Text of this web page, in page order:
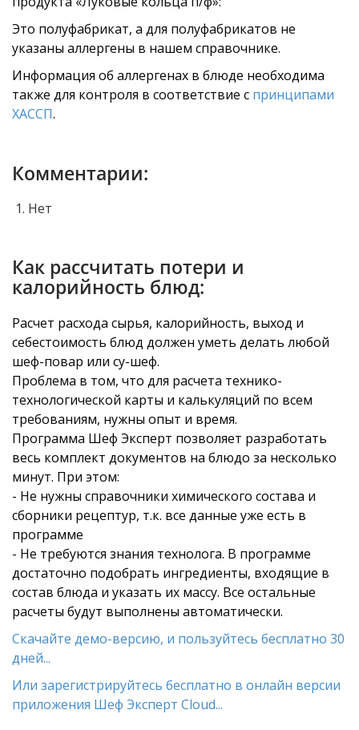
Это полуфабрикат, а для полуфабрикатов не
указаны аллергены в нашем справочнике.
Информация об аллергенах в блюде необходима
также для контроля в соответствие с принципами
ХАССП.
Комментарии:
Нет
Как рассчитать потери и
калорийность блюд:
Расчет расхода сырья, калорийность, выход и
себестоимость блюд должен уметь делать любой
шеф-повар или су-шеф.
Проблема в том, что для расчета технико-
технологической карты и калькуляций по всем
требованиям, нужны опыт и время.
Программа Шеф Эксперт позволяет разработать
весь комплект документов на блюдо за несколько
минут. При этом:
- Не нужны справочники химического состава и
сборники рецептур, т.к. все данные уже есть в
программе
- Не требуются знания технолога. В программе
достаточно подобрать ингредиенты, входящие в
состав блюда и указать их массу. Все остальные
расчеты будут выполнены автоматически.
Скачайте демо-версию, и пользуйтесь бесплатно 30
дней...
Или зарегистрируйтесь бесплатно в онлайн версии
приложения Шеф Эксперт Cloud...